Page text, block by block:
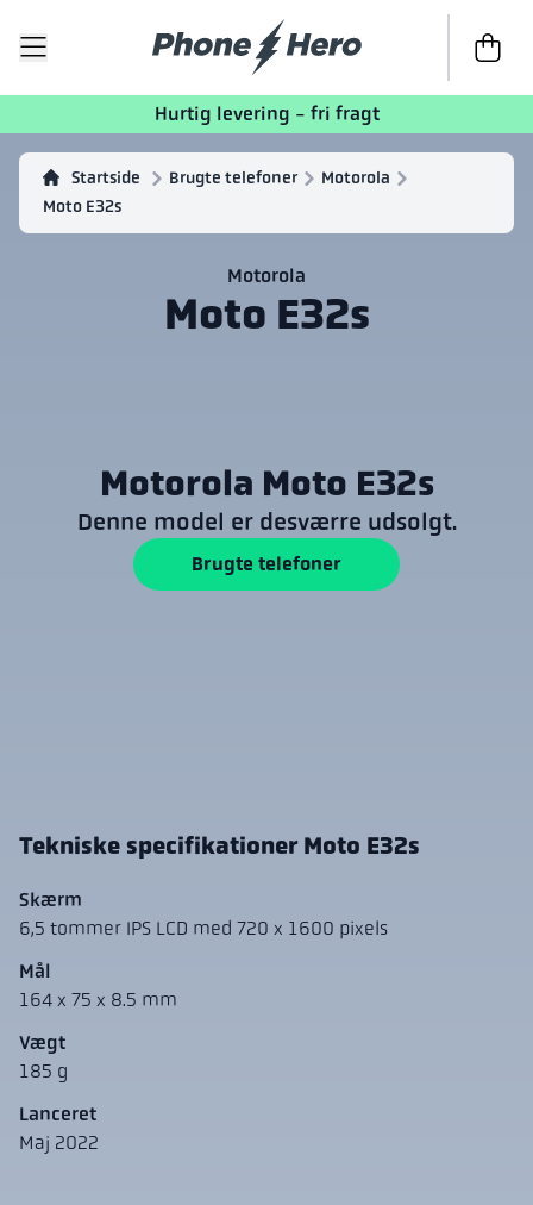
Til
Hurtig levering - fri fragt
Startside Brugte telefoner
Motorola
Moto E32s
Motorola
Moto E32s
Tekniske specifikationer Moto E32s
Skærm
6,5 tommer IPS LCD med 720 x 1600 pixels
Mål
164 x 75 x 8.5 mm
Vægt
185 g
Lanceret
Maj 2022
Motorola Moto E32s
Denne model er desværre udsolgt.
Brugte telefoner